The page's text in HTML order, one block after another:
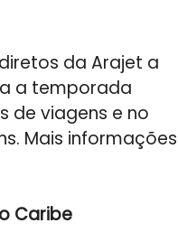
da Arajet a
a temporada
de viagens e no
Mais informações
Caribe